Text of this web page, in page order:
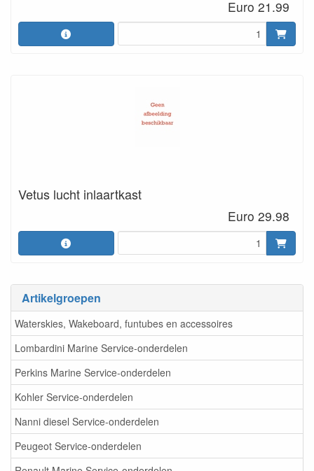
Artikelgroepen
Waterskies, Wakeboard, funtubes en accessoires
Lombardini Marine Service-onderdelen
Perkins Marine Service-onderdelen
Kohler Service-onderdelen
Nanni diesel Service-onderdelen
Peugeot Service-onderdelen
Euro 21.99
Vetus lucht inlaartkast
Euro 29.98